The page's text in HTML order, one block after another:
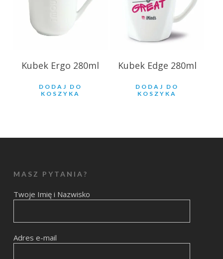
Kubek Ergo 280ml
DODAJ DO
KOSZYKA
Kubek Edge 280ml
DODAJ DO
KOSZYKA
MASZ PYTANIA?
Twoje Imię i Nazwisko
Adres e-mail